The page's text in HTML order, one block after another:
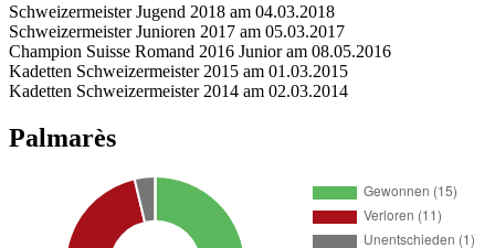
Schweizermeister Jugend 2018 am 04.03.2018
Schweizermeister Junioren 2017 am 05.03.2017
Champion Suisse Romand 2016 Junior am 08.05.2016
Kadetten Schweizermeister 2015 am 01.03.2015
Kadetten Schweizermeister 2014 am 02.03.2014
Palmarès